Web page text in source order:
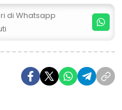
di Whatsapp